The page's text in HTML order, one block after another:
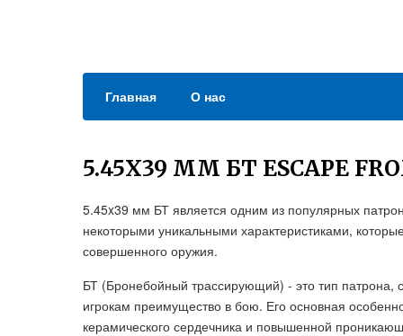
Главная О нас
5.45X39 ММ БТ ESCAPE
5.45x39 мм БТ является одним из популярных
некоторыми уникальными характеристиками,
совершенного оружия.
БТ (Бронебойный трассирующий) - это тип патрона,
игрокам преимущество в бою. Его основная
керамического сердечника и повышенной